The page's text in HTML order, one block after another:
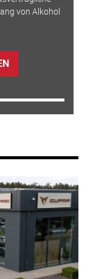
von Alkohol